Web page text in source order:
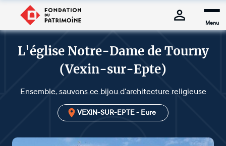
Menu
L'église Notre-Dame de Tourny
(Vexin-sur-Epte)
Ensemble, sauvons ce bijou d'architecture religieuse
VEXIN-SUR-EPTE - Eure